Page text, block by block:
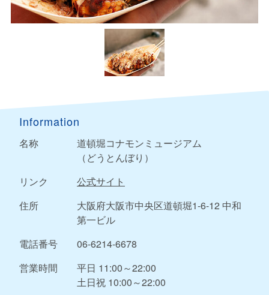
Information
名称
道頓堀コナモンミュージアム
（どうとんぼり）
リンク
公式サイト
住所
大阪府大阪市中央区道頓堀1-6-12 中和
第一ビル
電話番号
06-6214-6678
営業時間
平日 11:00～22:00
土日祝 10:00～22:00